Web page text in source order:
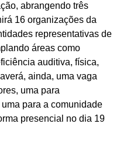
abrangendo três
16 organizações da
representativas de
áreas como
auditiva, física,
ainda, uma vaga
uma para
para a comunidade
presencial no dia 19